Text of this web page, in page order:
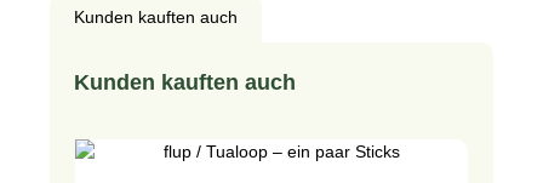
Kunden kauften auch
Produktgalerie überspringen
Kunden kauften auch